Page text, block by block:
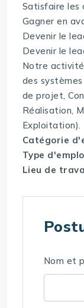
Satisfaire les
Gagner en
Devenir le
Devenir le
Notre
des
de projet,
Réalisation,
Exploitation).
Catégorie
Type
Lieu de
Nom et